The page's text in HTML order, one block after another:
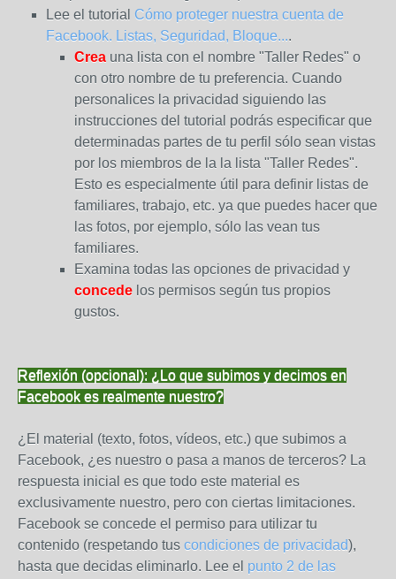
Lee el tutorial Cómo proteger nuestra cuenta de
Facebook. Listas, Seguridad, Bloque....
Crea una lista con el nombre "Taller Redes" o
con otro nombre de tu preferencia. Cuando
personalices la privacidad siguiendo las
instrucciones del tutorial podrás especificar que
determinadas partes de tu perfil sólo sean vistas
por los miembros de la la lista "Taller Redes".
Esto es especialmente útil para definir listas de
familiares, trabajo, etc. ya que puedes hacer que
las fotos, por ejemplo, sólo las vean tus
familiares.
Examina todas las opciones de privacidad y
concede los permisos según tus propios
gustos.
Reflexión (opcional): ¿Lo que subimos y decimos en
Facebook es realmente nuestro?
¿El material (texto, fotos, vídeos, etc.) que subimos a
Facebook, ¿es nuestro o pasa a manos de terceros? La
respuesta inicial es que todo este material es
exclusivamente nuestro, pero con ciertas limitaciones.
Facebook se concede el permiso para utilizar tu
contenido (respetando tus condiciones de privacidad),
hasta que decidas eliminarlo. Lee el punto 2 de las